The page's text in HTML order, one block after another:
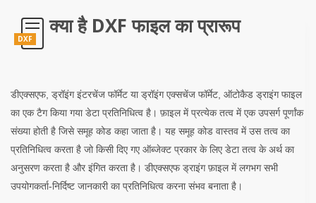
DXF
क्या है DXF फाइल का प्रारूप
डीएक्सएफ, ड्रॉइंग इंटरचेंज फॉर्मेट या ड्रॉइंग एक्सचेंज फॉर्मेट, ऑटोकैड ड्राइंग फाइल
का एक टैग किया गया डेटा प्रतिनिधित्व है। फ़ाइल में प्रत्येक तत्व में एक उपसर्ग पूर्णांक
संख्या होती है जिसे समूह कोड कहा जाता है। यह समूह कोड वास्तव में उस तत्व का
प्रतिनिधित्व करता है जो किसी दिए गए ऑब्जेक्ट प्रकार के लिए डेटा तत्व के अर्थ का
अनुसरण करता है और इंगित करता है। डीएक्सएफ ड्राइंग फ़ाइल में लगभग सभी
उपयोगकर्ता-निर्दिष्ट जानकारी का प्रतिनिधित्व करना संभव बनाता है।